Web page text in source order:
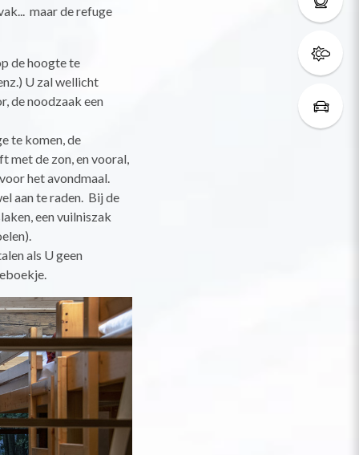
maar de refuge
de hoogte te
U zal wellicht
de noodzaak een
te komen, de
met de zon, en vooral,
het avondmaal.
aan te raden. Bij de
een vuilniszak
als U geen